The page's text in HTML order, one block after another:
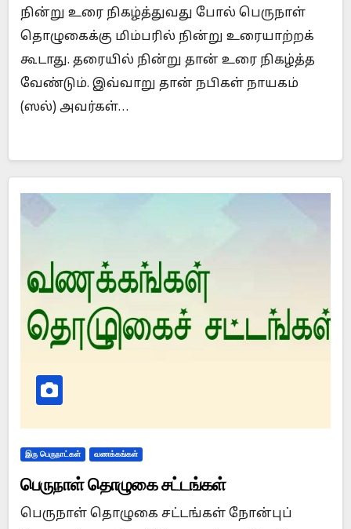
நின்று உரை நிகழ்த்துவது போல் பெருநாள்
தொழுகைக்கு மிம்பரில் நின்று உரையாற்றக்
கூடாது. தரையில் நின்று தான் உரை நிகழ்த்த
வேண்டும். இவ்வாறு தான் நபிகள் நாயகம்
(ஸல்) அவர்கள்…
இரு பெருநாட்கள் வணக்கங்கள்
பெருநாள் தொழுகை சட்டங்கள்
பெருநாள் தொழுகை சட்டங்கள் நோன்புப்